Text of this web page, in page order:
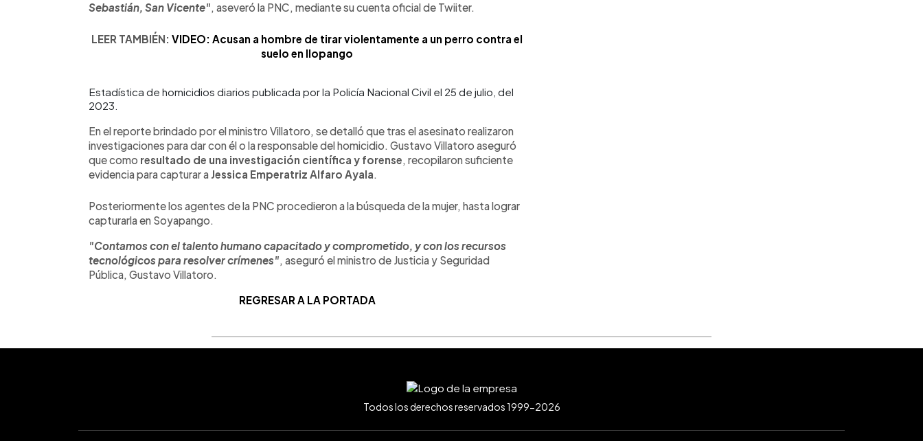
Sebastián, San Vicente", aseveró la PNC, mediante su cuenta oficial de Twiiter.
LEER TAMBIÉN: VIDEO: Acusan a hombre de tirar violentamente a un perro contra el
suelo en Ilopango
Estadística de homicidios diarios publicada por la Policía Nacional Civil el 25 de julio, del
2023.
En el reporte brindado por el ministro Villatoro, se detalló que tras el asesinato realizaron
investigaciones para dar con él o la responsable del homicidio. Gustavo Villatoro aseguró
que como resultado de una investigación científica y forense, recopilaron suficiente
evidencia para capturar a Jessica Emperatriz Alfaro Ayala.
Posteriormente los agentes de la PNC procedieron a la búsqueda de la mujer, hasta lograr
capturarla en Soyapango.
"Contamos con el talento humano capacitado y comprometido, y con los recursos
tecnológicos para resolver crímenes", aseguró el ministro de Justicia y Seguridad
Pública, Gustavo Villatoro.
REGRESAR A LA PORTADA
Todos los derechos reservados 1999-2026